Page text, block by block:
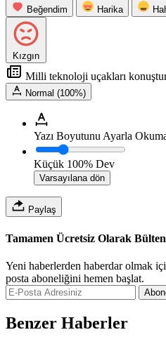
Beğendim Harika
Kızgın
Milli teknoloji uçakları
Normal (100%)
Yazı Boyutunu Ayarla
Küçük 100% Dev
Varsayılana dön
Paylaş
Tamamen Ücretsiz Olarak
Yeni haberlerden haberdar olmak
posta aboneliğini hemen başlat.
Benzer Haberler